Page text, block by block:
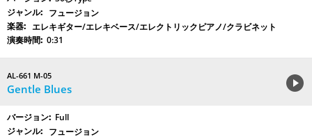
フュージョン
エレキギター/エレキベース/エレクトリックピアノ/クラビネット
0:31
AL-661 M-05
Gentle Blues
Full
フュージョン